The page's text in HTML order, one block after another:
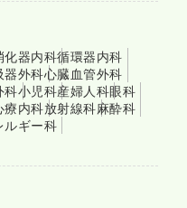
化器内科循環器内科
器外科心臓血管外科
科小児科産婦人科眼科
療内科放射線科麻酔科
ルギー科